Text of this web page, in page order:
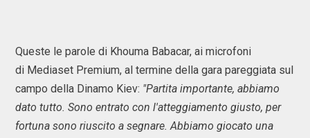
Queste le parole di Khouma Babacar, ai microfoni
di Mediaset Premium, al termine della gara pareggiata sul
campo della Dinamo Kiev: "Partita importante, abbiamo
dato tutto. Sono entrato con l'atteggiamento giusto, per
fortuna sono riuscito a segnare. Abbiamo giocato una